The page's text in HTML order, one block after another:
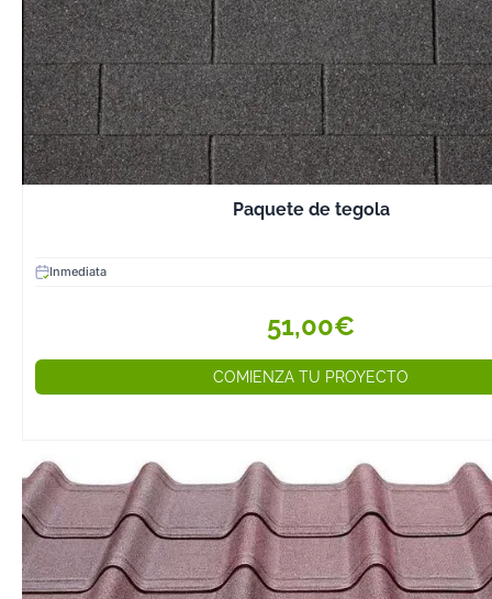
Paquete de tegola
Inmediata
51,00€
COMIENZA TU PROYECTO